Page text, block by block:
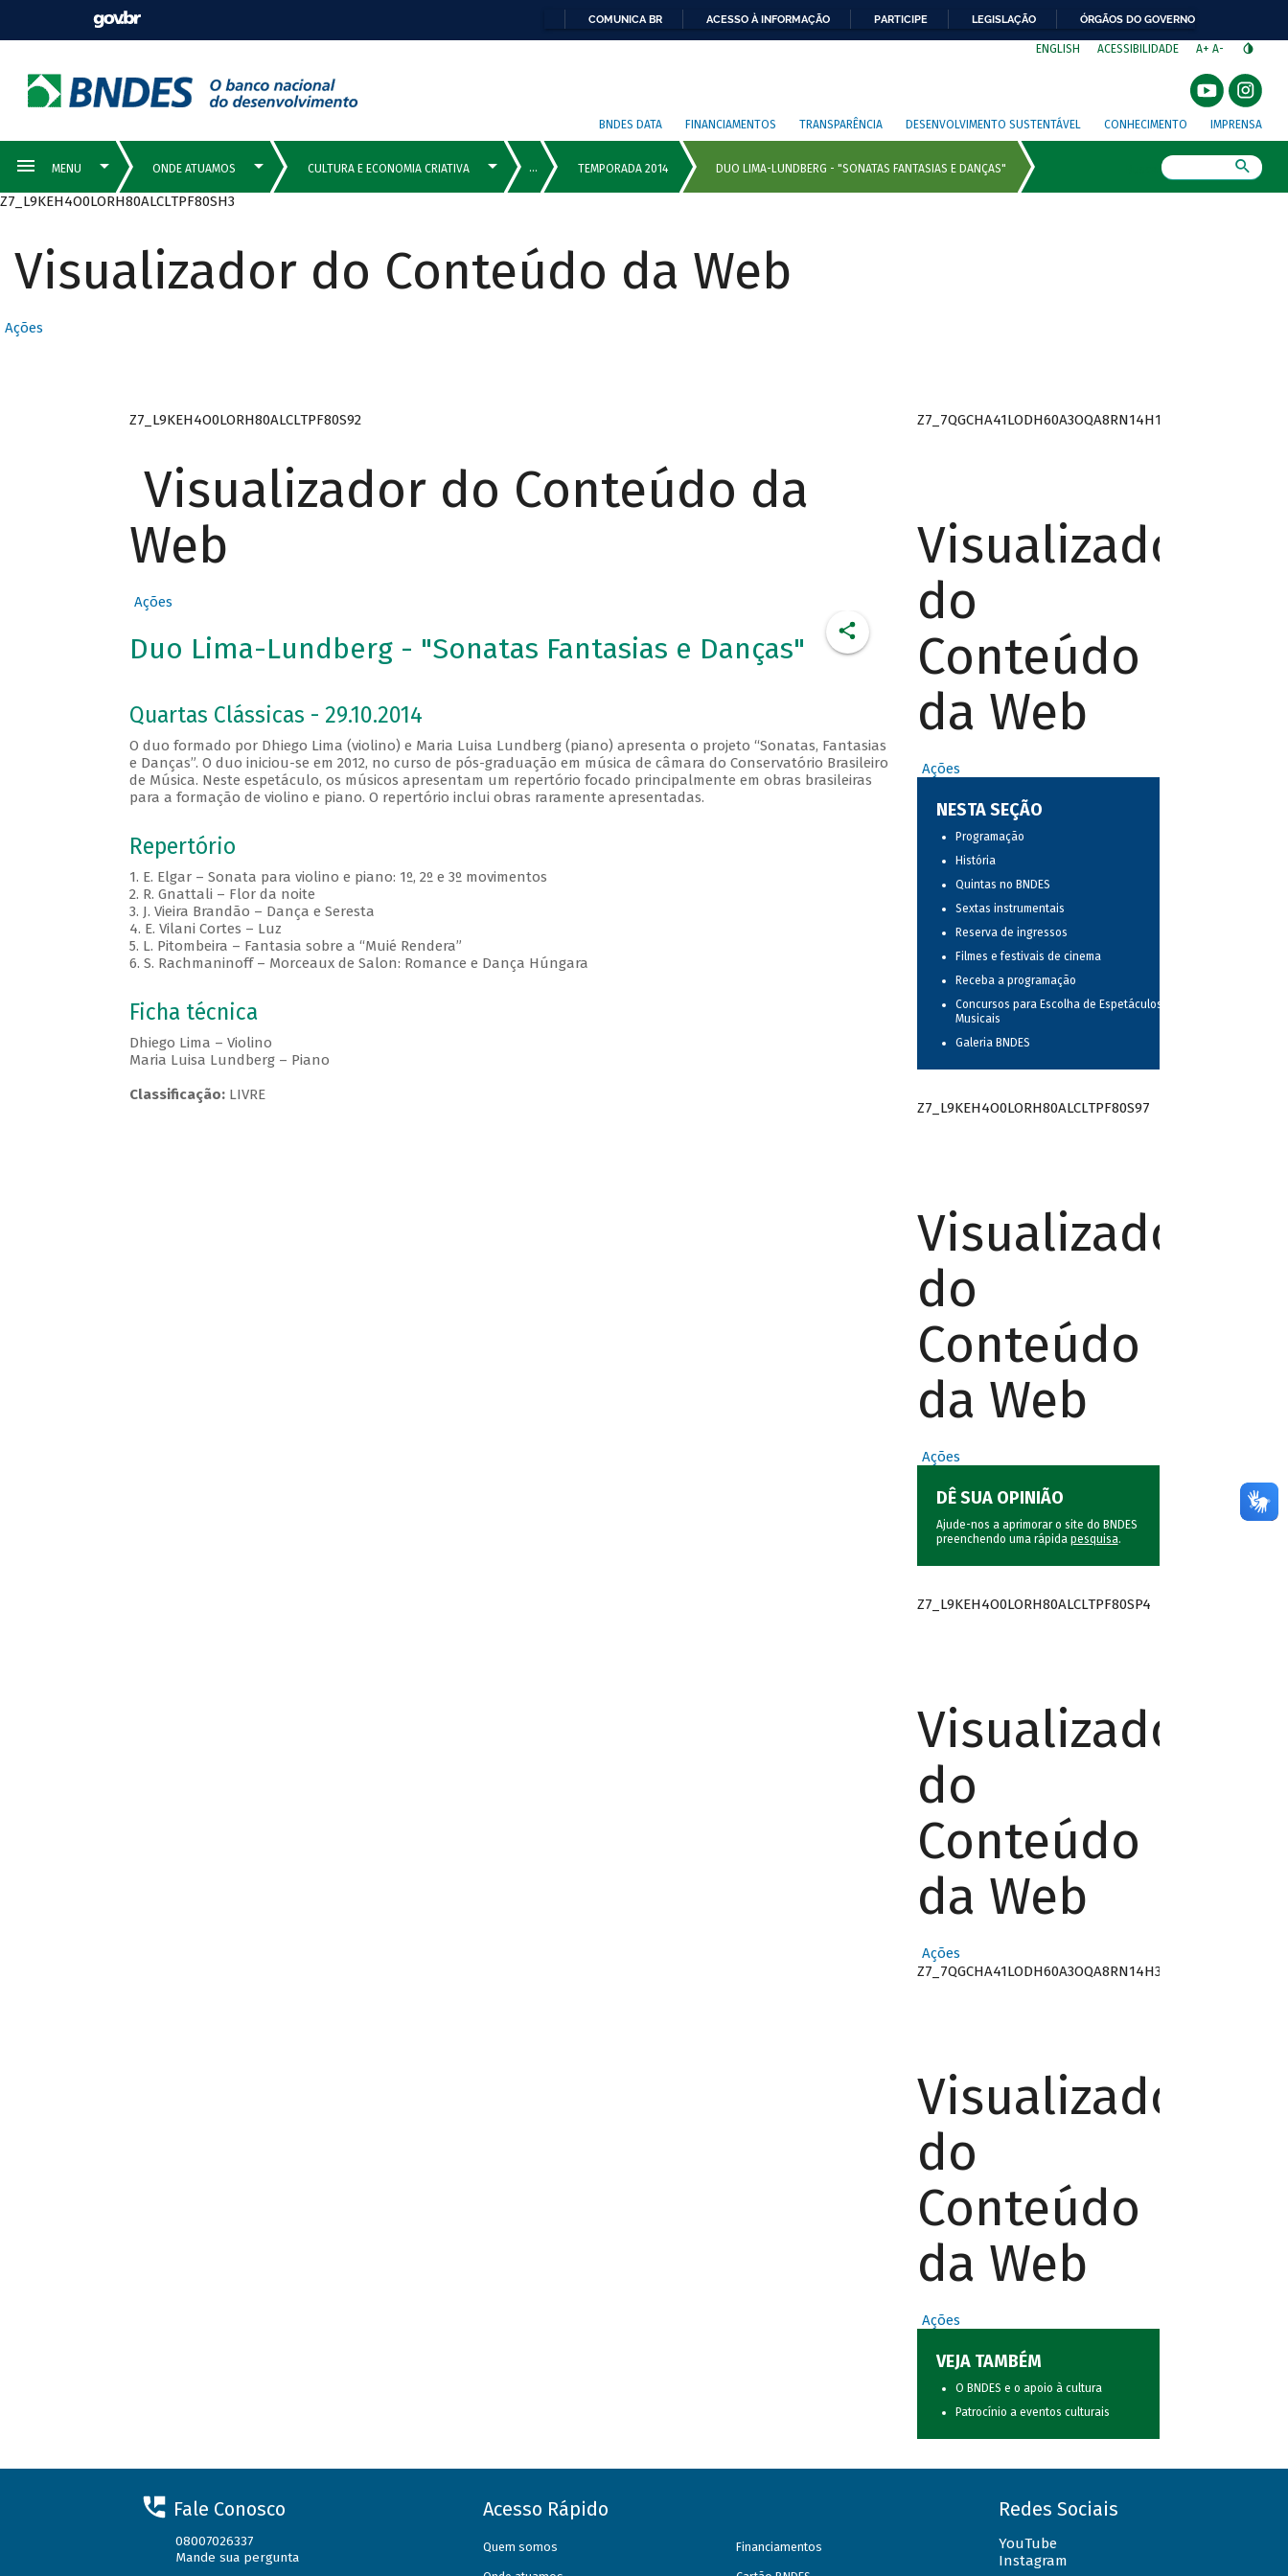
COMUNICA BR ACESSO À INFORMAÇÃO PARTICIPE LEGISLAÇÃO ÓRGÃOS DO GOVERNO
ENGLISH ACESSIBILIDADE A+ A-
BNDES DATA FINANCIAMENTOS TRANSPARÊNCIA DESENVOLVIMENTO SUSTENTÁVEL CONHECIMENTO IMPRENSA
Z7_L9KEH4O0LORH80ALCLTPF80SH3
Visualizador do Conteúdo da Web
Ações
Z7_L9KEH4O0LORH80ALCLTPF80S92
Visualizador do Conteúdo da
Web
Ações
Duo Lima-Lundberg - "Sonatas Fantasias e Danças"
Quartas Clássicas - 29.10.2014
O duo formado por Dhiego Lima (violino) e Maria Luisa Lundberg (piano) apresenta o projeto “Sonatas, Fantasias
e Danças”. O duo iniciou-se em 2012, no curso de pós-graduação em música de câmara do Conservatório Brasileiro
de Música. Neste espetáculo, os músicos apresentam um repertório focado principalmente em obras brasileiras
para a formação de violino e piano. O repertório inclui obras raramente apresentadas.
Repertório
1. E. Elgar – Sonata para violino e piano: 1º, 2º e 3º movimentos
2. R. Gnattali – Flor da noite
3. J. Vieira Brandão – Dança e Seresta
4. E. Vilani Cortes – Luz
5. L. Pitombeira – Fantasia sobre a “Muié Rendera”
6. S. Rachmaninoff – Morceaux de Salon: Romance e Dança Húngara
Ficha técnica
Dhiego Lima – Violino
Maria Luisa Lundberg – Piano
Classificação:LIVRE
Z7_7QGCHA41LODH60A3OQA8RN14H1
Visualizador
do
Conteúdo
da Web
Ações
NESTA SEÇÃO
Programação
História
Quintas no BNDES
Sextas instrumentais
Reserva de ingressos
Filmes e festivais de cinema
Receba a programação
Concursos para Escolha de Espetáculos
Musicais
Galeria BNDES
Z7_L9KEH4O0LORH80ALCLTPF80S97
Visualizador
do
Conteúdo
da Web
Ações
DÊ SUA OPINIÃO
Ajude-nos a aprimorar o site do BNDES
preenchendo uma rápida pesquisa.
Z7_L9KEH4O0LORH80ALCLTPF80SP4
Visualizador
do
Conteúdo
da Web
Ações
Z7_7QGCHA41LODH60A3OQA8RN14H3
Visualizador
do
Conteúdo
da Web
Ações
VEJA TAMBÉM
O BNDES e o apoio à cultura
Patrocínio a eventos culturais
Fale Conosco
08007026337
Mande sua pergunta
Acesso Rápido
Quem somos Financiamentos
Redes Sociais
YouTube
Instagram